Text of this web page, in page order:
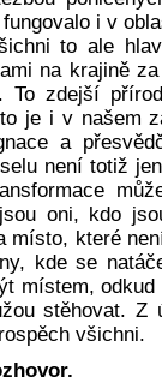
i v
to ale
na krajině
To zdejší
je i v našem
a
není totiž
oni, kdo
místo, které
kde se
místem,
stěhovat. Z
všichni.